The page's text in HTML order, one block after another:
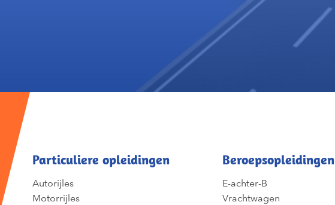
Particuliere opleidingen
Autorijles
Motorrijles
Beroepsopleidingen
E-achter-B
Vrachtwagen